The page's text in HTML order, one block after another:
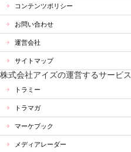
コンテンツポリシー
お問い合わせ
運営会社
サイトマップ
株式会社アイズの運営するサービス
トラミー
トラマガ
マーケブック
メディアレーダー